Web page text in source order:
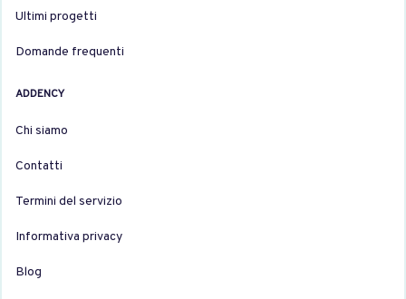
Ultimi progetti
Domande frequenti
ADDENCY
Chi siamo
Contatti
Termini del servizio
Informativa privacy
Blog